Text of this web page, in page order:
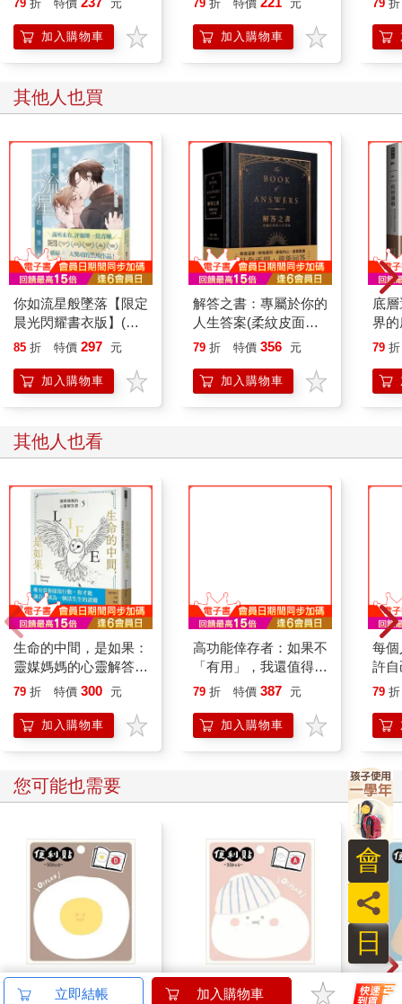
「行動派」的37個科
學方法
79 折 特價 元
加入購物車
79 折 特價 元
加入購物車
79 折
其他人也買
你如流星般墜落【限定
晨光閃耀書衣版】(橫
掃2024POPO原創小
85 折 特價 297 元
加入購物車
解答之書：專屬於你的
人生答案(柔紋皮面燙
金＋方背穿線精裝)
79 折 特價 356 元
加入購物車
底
界
79 折
其他人也看
生命的中間，是如果：
靈媒媽媽的心靈解答書
5
79 折 特價 300 元
加入購物車
高功能倖存者：如果不
「有用」，我還值得被
愛嗎？
79 折 特價 387 元
加入購物車
每
許
(★萬
給
79 折
您可能也需要
小呸角-造型便利貼(荷
小呸角-造型便利貼(包
小
立即結帳 加入購物車
日
員
會